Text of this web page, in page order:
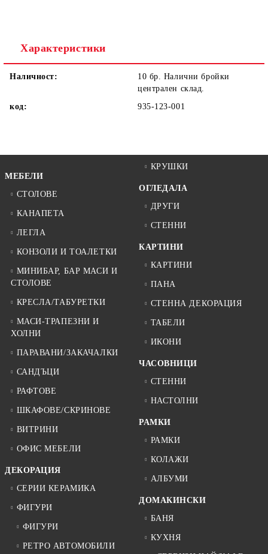
Характеристики
Наличност:
10 бр. Налични бройки
централен склад.
код:
935-123-001
МЕБЕЛИ
СТОЛОВЕ
КАНАПЕТА
ЛЕГЛА
КОНЗОЛИ И ТОАЛЕТКИ
МИНИБАР, БАР МАСИ И
СТОЛОВЕ
КРЕСЛА/ТАБУРЕТКИ
МАСИ-ТРАПЕЗНИ И
ХОЛНИ
ПАРАВАНИ/ЗАКАЧАЛКИ
САНДЪЦИ
РАФТОВЕ
ШКАФОВЕ/СКРИНОВЕ
ВИТРИНИ
ОФИС МЕБЕЛИ
ДЕКОРАЦИЯ
СЕРИИ КЕРАМИКА
ФИГУРИ
ФИГУРИ
РЕТРО АВТОМОБИЛИ
КРУШКИ
ОГЛЕДАЛА
ДРУГИ
СТЕННИ
КАРТИНИ
КАРТИНИ
ПАНА
СТЕННА ДЕКОРАЦИЯ
ТАБЕЛИ
ИКОНИ
ЧАСОВНИЦИ
СТЕННИ
НАСТОЛНИ
РАМКИ
РАМКИ
КОЛАЖИ
АЛБУМИ
ДОМАКИНСКИ
БАНЯ
КУХНЯ